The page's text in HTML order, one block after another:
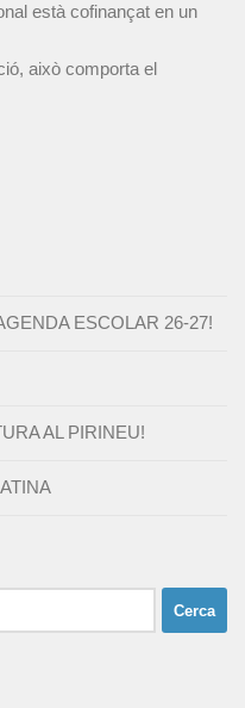
està cofinançat en un
això comporta el
ESCOLAR 26-27!
AL PIRINEU!